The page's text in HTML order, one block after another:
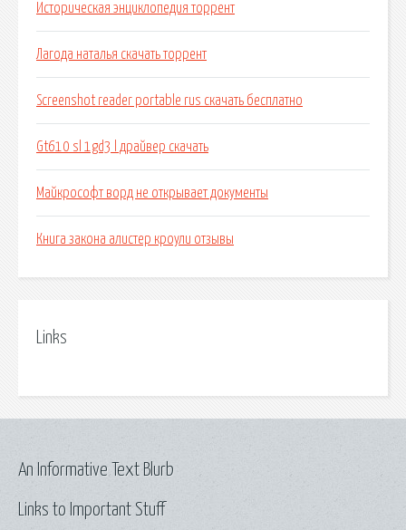
Историческая энциклопедия торрент
Лагода наталья скачать торрент
Screenshot reader portable rus скачать бесплатно
Gt610 sl 1gd3 l драйвер скачать
Майкрософт ворд не открывает документы
Книга закона алистер кроули отзывы
Links
Links to Important Stuff
An Informative Text Blurb